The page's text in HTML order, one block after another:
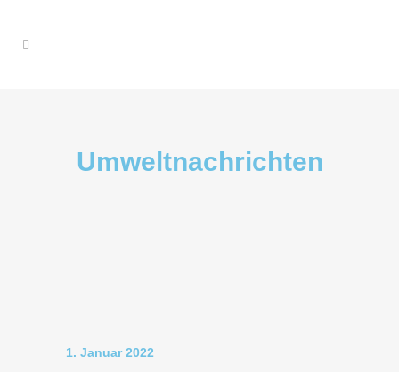
Umweltnachrichten
1. Januar 2022